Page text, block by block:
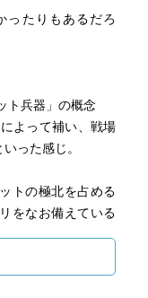
ったりもあるだろ
ト兵器」の概念
よって補い、戦場
った感じ。
トの極北を占める
をなお備えている